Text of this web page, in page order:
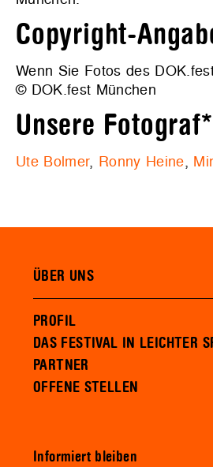
Copyright-
Wenn Sie Fotos des
© DOK.fest München
Unsere
Ute Bolmer, Ronny Heine,
ÜBER UNS
PROFIL
DAS FESTIVAL IN LEICHTER
PARTNER
OFFENE STELLEN
Informiert bleiben